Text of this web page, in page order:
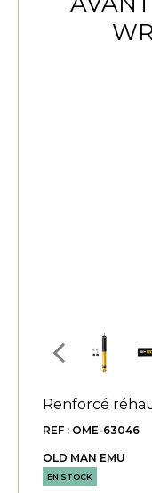
Renforcé
REF : OME-63046
OLD MAN EMU
EN STOCK